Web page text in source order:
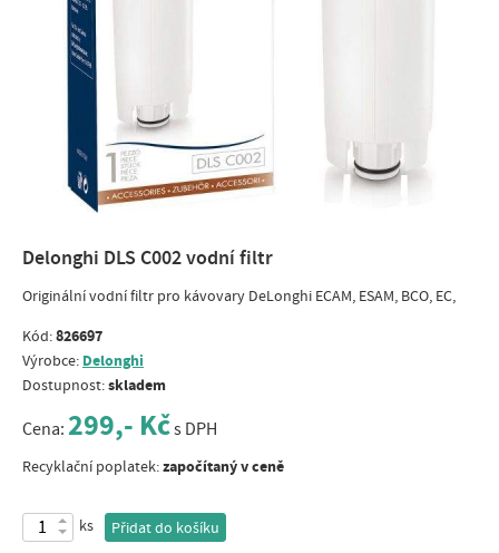
Delonghi DLS C002 vodní filtr
Originální vodní filtr pro kávovary DeLonghi ECAM, ESAM, BCO, EC,
Kód:826697
Výrobce: Delonghi
Dostupnost:skladem
Cena: 299,- Kčs DPH
Recyklační poplatek:započítaný v ceně
ks Přidat do košíku